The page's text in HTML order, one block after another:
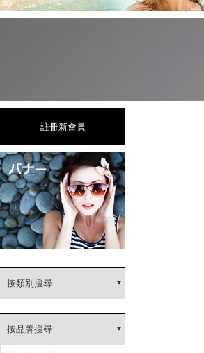
註冊新會員
按類別搜尋
按品牌搜尋